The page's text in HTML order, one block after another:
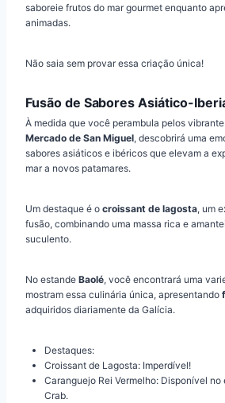
saboreie frutos do mar gourmet enquanto
animadas.
Não saia sem provar essa criação única!
Fusão de Sabores Asiático-
À medida que você perambula pelos
Mercado de San Miguel, descobrirá uma
sabores asiáticos e ibéricos que elevam a
mar a novos patamares.
Um destaque é o croissant de lagosta, um
fusão, combinando uma massa rica e
suculento.
No estande Baolé, você encontrará uma
mostram essa culinária única, apresentando
adquiridos diariamente da Galícia.
Destaques:
Croissant de Lagosta: Imperdível!
Caranguejo Rei Vermelho: Disponível no
Crab.